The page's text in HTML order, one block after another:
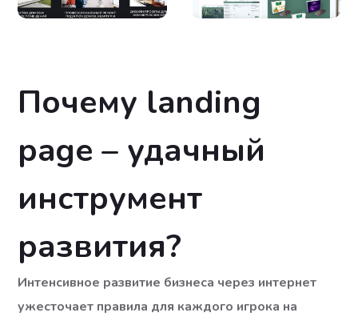
строительству,
дизайну
помещений в
магазина
биологических
Почему landing
page – удачный
инструмент
развития?
Интенсивное развитие бизнеса через интернет
ужесточает правила для каждого игрока на